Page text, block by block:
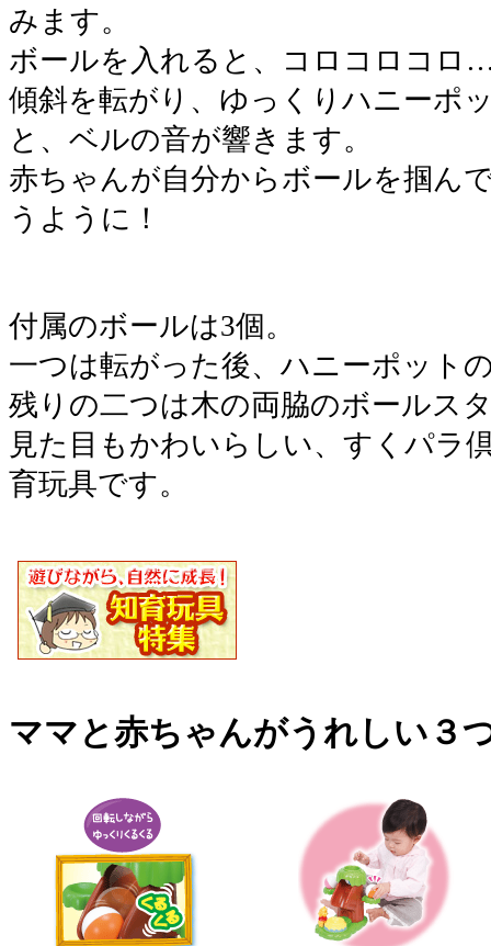
みます。
ボールを入れると、コロコロコロ
傾斜を転がり、ゆっくりハニーポ
と、ベルの音が響きます。
赤ちゃんが自分からボールを掴ん
うように！
付属のボールは3個。
一つは転がった後、ハニーポット
残りの二つは木の両脇のボールス
見た目もかわいらしい、すくパラ
育玩具です。
ママと赤ちゃんがうれしい３